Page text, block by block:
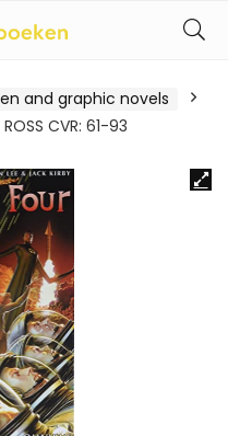
and graphic novels
CVR: 61-93